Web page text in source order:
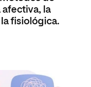
afectiva, la
fisiológica.